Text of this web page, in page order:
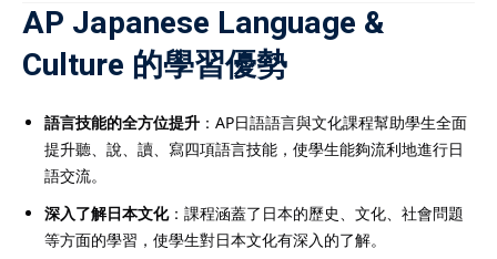
AP Japanese Language &
Culture 的學習優勢
語言技能的全方位提升 ：AP日語語言與文化課程幫助學生全面
提升聽、說、讀、寫四項語言技能，使學生能夠流利地進行日
語交流。
深入了解日本文化：課程涵蓋了日本的歷史、文化、社會問題
等方面的學習，使學生對日本文化有深入的了解。